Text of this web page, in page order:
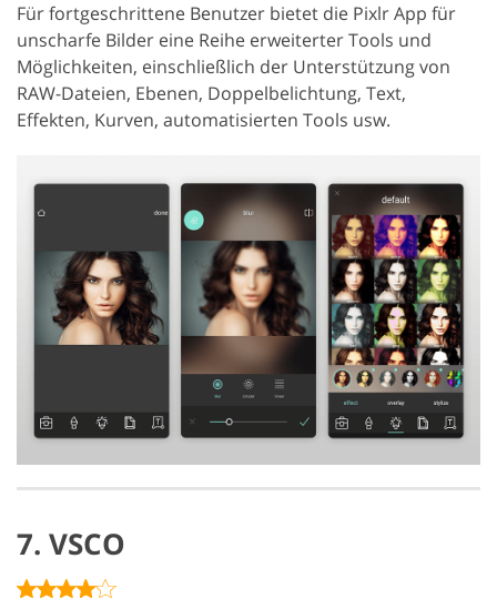
Für fortgeschrittene Benutzer bietet die Pixlr App für
unscharfe Bilder eine Reihe erweiterter Tools und
Möglichkeiten, einschließlich der Unterstützung von
RAW-Dateien, Ebenen, Doppelbelichtung, Text,
Effekten, Kurven, automatisierten Tools usw.
7. VSCO